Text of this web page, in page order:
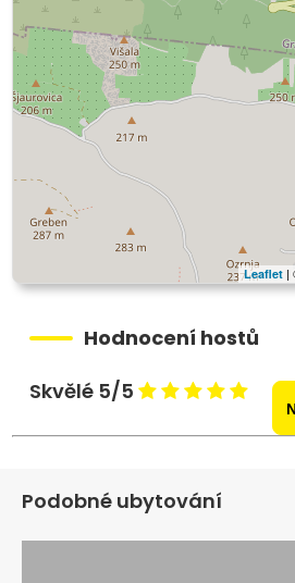
Leaflet |
Hodnocení hostů
Skvělé 5/5
Podobné ubytování